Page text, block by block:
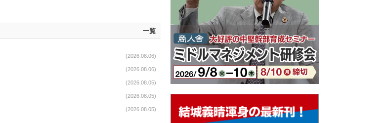
一覧
(2026.08.06)
(2026.08.06)
(2026.08.05)
(2026.08.05)
(2026.08.05)